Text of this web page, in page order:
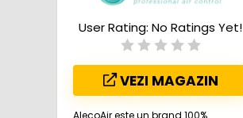
User Rating: No Ratings Yet!
VEZI MAGAZIN
AlecoAir este un brand 100%